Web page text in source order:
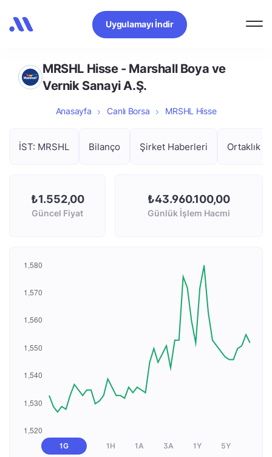
Uygulamayı İndir
MRSHL Hisse - Marshall Boya ve
Vernik Sanayi A.Ş.
Anasayfa Canlı Borsa MRSHL Hisse
İST: MRSHL Bilanço Şirket Haberleri Ortaklık
₺1.552,00
Güncel Fiyat
₺43.960.100,00
Günlük İşlem Hacmi
1G 1H 1A 3A 1Y 5Y